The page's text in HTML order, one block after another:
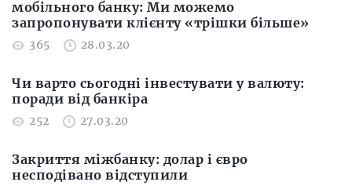
мобільного банку: Ми можемо
запропонувати клієнту «трішки більше»
365 28.03.20
Чи варто сьогодні інвестувати у валюту:
поради від банкіра
252 27.03.20
Закриття міжбанку: долар і євро
несподівано відступили